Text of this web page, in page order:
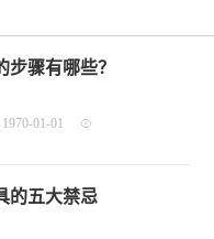
步骤有哪些？
1970-01-01
的五大禁忌